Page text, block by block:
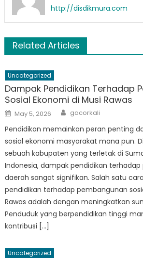
http://disdikmura.com
Related Articles
Uncategorized
Dampak Pendidikan Terhadap
Sosial Ekonomi di Musi Rawas
Posted
on
May 5, 2026 Author
gacorkali
Pendidikan memainkan peran penting
sosial ekonomi masyarakat mana pun.
sebuah kabupaten yang terletak di
Indonesia, dampak pendidikan
daerah sangat signifikan. Salah satu
pendidikan terhadap pembangunan
Rawas adalah dengan meningkatkan
Penduduk yang berpendidikan tinggi
kontribusi […]
Uncategorized